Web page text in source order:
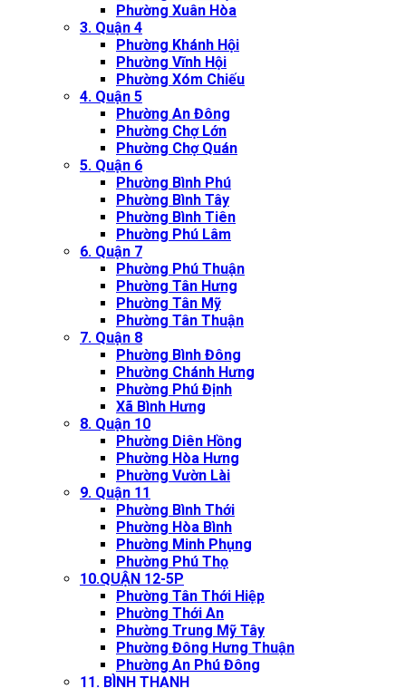
Phường Xuân Hòa
3. Quận 4
Phường Khánh Hội
Phường Vĩnh Hội
Phường Xóm Chiếu
4. Quận 5
Phường An Đông
Phường Chợ Lớn
Phường Chợ Quán
5. Quận 6
Phường Bình Phú
Phường Bình Tây
Phường Bình Tiên
Phường Phú Lâm
6. Quận 7
Phường Phú Thuận
Phường Tân Hưng
Phường Tân Mỹ
Phường Tân Thuận
7. Quận 8
Phường Bình Đông
Phường Chánh Hưng
Phường Phú Định
Xã Bình Hưng
8. Quận 10
Phường Diên Hồng
Phường Hòa Hưng
Phường Vườn Lài
9. Quận 11
Phường Bình Thới
Phường Hòa Bình
Phường Minh Phụng
Phường Phú Thọ
10.QUẬN 12-5P
Phường Tân Thới Hiệp
Phường Thới An
Phường Trung Mỹ Tây
Phường Đông Hưng Thuận
Phường An Phú Đông
11. BÌNH THẠNH